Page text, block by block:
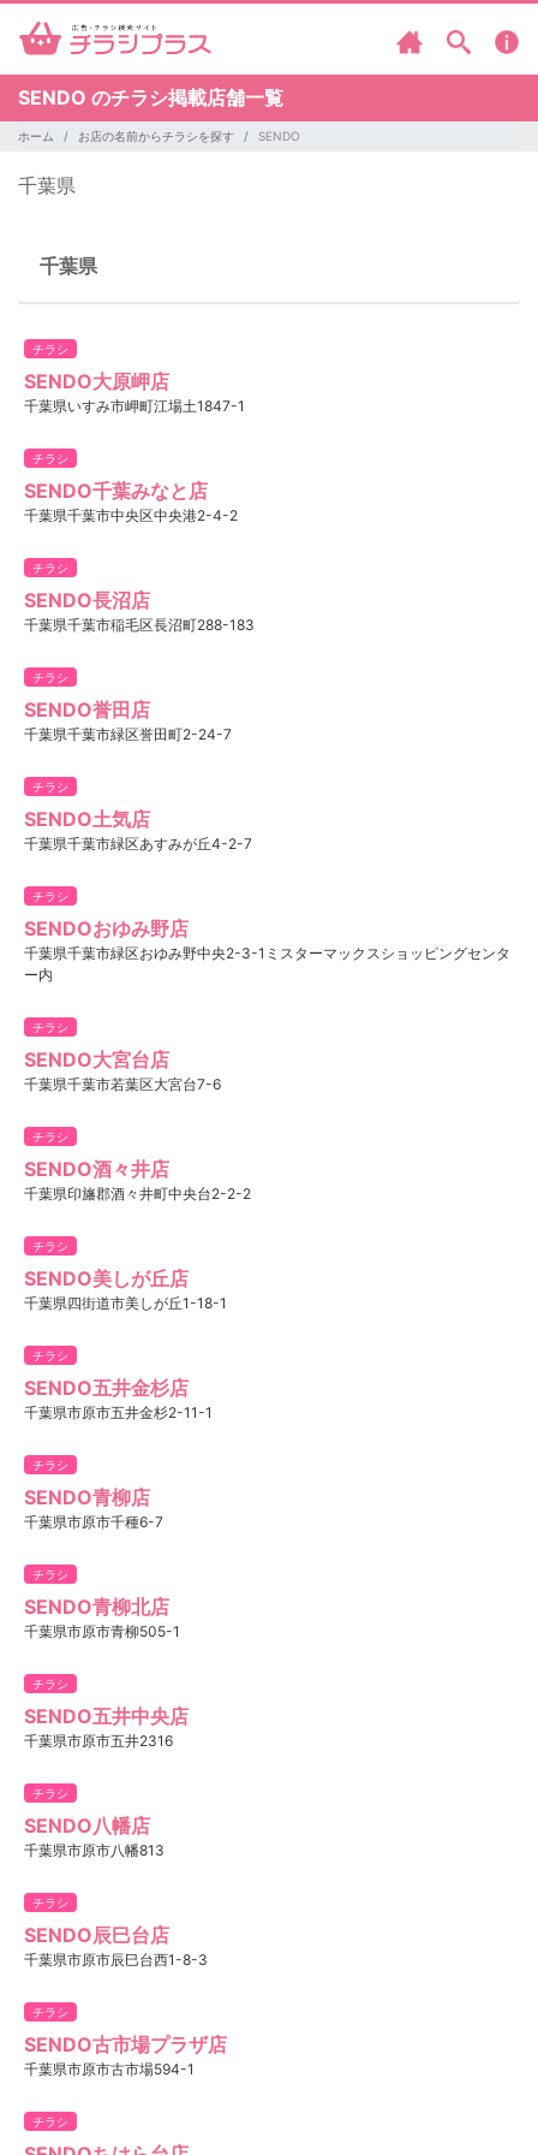
SENDO のチラシ掲載店舗一覧
ホーム お店の名前からチラシを探す SENDO
千葉県
千葉県
チラシ
SENDO大原岬店
千葉県いすみ市岬町江場土1847-1
チラシ
SENDO千葉みなと店
千葉県千葉市中央区中央港2-4-2
チラシ
SENDO長沼店
千葉県千葉市稲毛区長沼町288-183
チラシ
SENDO誉田店
千葉県千葉市緑区誉田町2-24-7
チラシ
SENDO土気店
千葉県千葉市緑区あすみが丘4-2-7
チラシ
SENDOおゆみ野店
千葉県千葉市緑区おゆみ野中央2-3-1ミスターマックスショッピングセンタ
ー内
チラシ
SENDO大宮台店
千葉県千葉市若葉区大宮台7-6
チラシ
SENDO酒々井店
千葉県印旛郡酒々井町中央台2-2-2
チラシ
SENDO美しが丘店
千葉県四街道市美しが丘1-18-1
チラシ
SENDO五井金杉店
千葉県市原市五井金杉2-11-1
チラシ
SENDO青柳店
千葉県市原市千種6-7
チラシ
SENDO青柳北店
千葉県市原市青柳505-1
チラシ
SENDO五井中央店
千葉県市原市五井2316
チラシ
SENDO八幡店
千葉県市原市八幡813
チラシ
SENDO辰巳台店
千葉県市原市辰巳台西1-8-3
チラシ
SENDO古市場プラザ店
千葉県市原市古市場594-1
チラシ